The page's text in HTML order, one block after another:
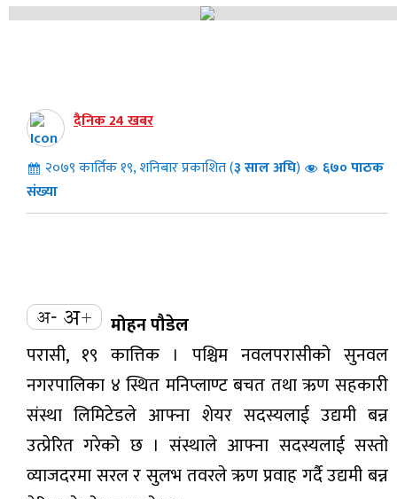
दैनिक 24 खबर
२०७९ कार्तिक १९, शनिबार प्रकाशित (३साल अघि)
६७० पाठक
संख्या
मोहन पौडेल
परासी, १९ कात्तिक । पश्चिम नवलपरासीको सुनवल
नगरपालिका ४ स्थित मनिप्लाण्ट बचत तथा ऋण सहकारी
संस्था लिमिटेडले आफ्ना शेयर सदस्यलाई उद्यमी बन्न
उत्प्रेरित गरेको छ । संस्थाले आफ्ना सदस्यलाई सस्तो
व्याजदरमा सरल र सुलभ तवरले ऋण प्रवाह गर्दै उद्यमी बन्न